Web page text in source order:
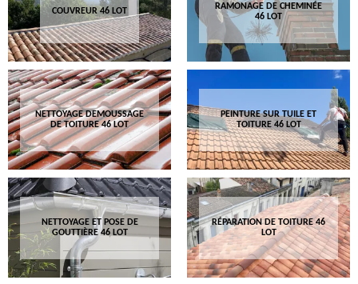
COUVREUR 46 LOT
RAMONAGE DE CHEMINÉE
46 LOT
NETTOYAGE DEMOUSSAGE
DE TOITURE 46 LOT
PEINTURE SUR TUILE ET
TOITURE 46 LOT
NETTOYAGE ET POSE DE
GOUTTIÈRE 46 LOT
RÉPARATION DE TOITURE 46
LOT